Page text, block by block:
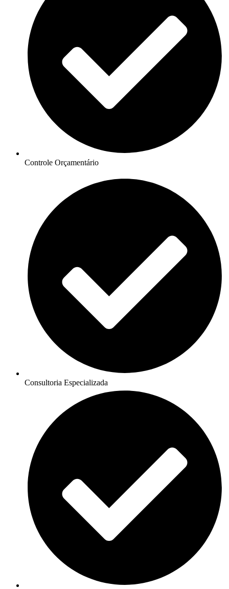
Controle Orçamentário
Consultoria Especializada